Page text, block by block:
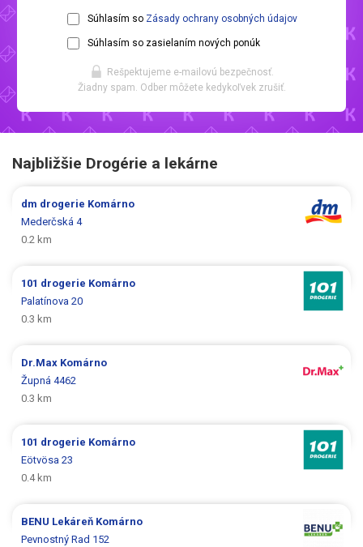
Súhlasím so Zásady ochrany osobných údajov
Súhlasím so zasielaním nových ponúk
Rešpektujeme e-mailovú bezpečnosť.
Žiadny spam. Odber môžete kedykoľvek zrušiť.
Najbližšie Drogérie a lekárne
dm drogerie Komárno
Mederčská 4
0.2 km
101 drogerie Komárno
Palatínova 20
0.3 km
Dr.Max Komárno
Župná 4462
0.3 km
101 drogerie Komárno
Eötvösa 23
0.4 km
BENU Lekáreň Komárno
Pevnostný Rad 152